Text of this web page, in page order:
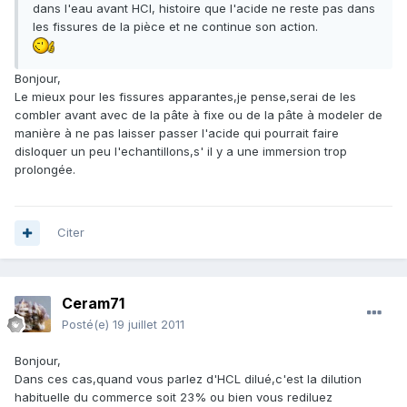
dans l'eau avant HCl, histoire que l'acide ne reste pas dans
les fissures de la pièce et ne continue son action.
Bonjour,
Le mieux pour les fissures apparantes,je pense,serai de les
combler avant avec de la pâte à fixe ou de la pâte à modeler de
manière à ne pas laisser passer l'acide qui pourrait faire
disloquer un peu l'echantillons,s' il y a une immersion trop
prolongée.
Citer
Ceram71
Posté(e) 19 juillet 2011
Bonjour,
Dans ces cas,quand vous parlez d'HCL dilué,c'est la dilution
habituelle du commerce soit 23% ou bien vous rediluez